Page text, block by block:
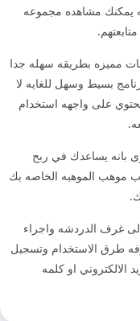
يمكنك مشاهده مجموعه
مميزه بطريقه سهله جدا
بسيط وسهل للغايه لا
على واجهه استخدام
بانه يساعدك في ربح
موهب الموهبه الخاصه بك
الى غرف الدردشه واجراء
طرق الاستخدام وتسجيل
او كلمه